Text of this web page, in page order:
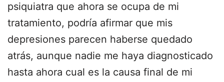
psiquiatra que ahora se ocupa de mi
tratamiento, podría afirmar que mis
depresiones parecen haberse quedado
atrás, aunque nadie me haya diagnosticado
hasta ahora cual es la causa final de mi